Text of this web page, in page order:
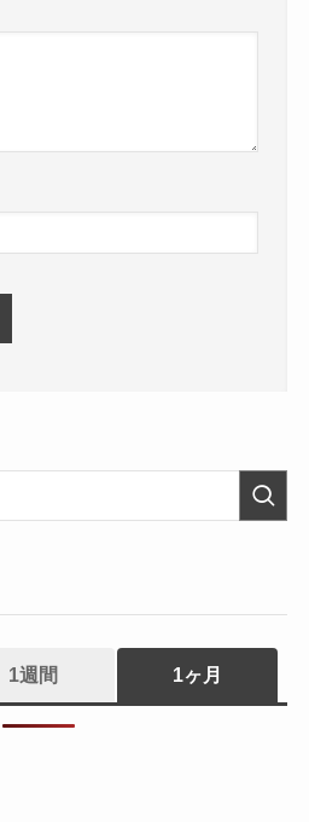
1週間 1ヶ月